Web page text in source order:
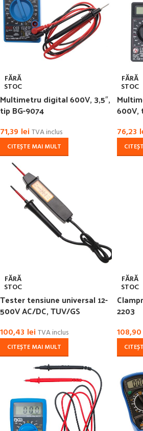
FĂRĂ
STOC
Multimetru digital 600V, 3,5″,
tip BG-9074
71,39 lei TVA inclus
CITEȘTE MAI MULT
FĂRĂ
STOC
600V,
76,23
FĂRĂ
STOC
Tester tensiune universal 12-
500V AC/DC, TUV/GS
100,43 lei TVA inclus
CITEȘTE MAI MULT
FĂRĂ
STOC
2203
108,90